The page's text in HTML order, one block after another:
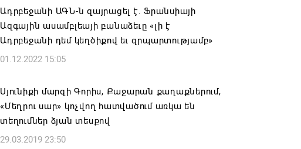
06.08.2026 12:45
Բաքվում շարունակում է հայ գերիների
06.08.2026 12:43
Ռուսաստանի և Հայաստանի միջև
առևտրաշրջանառության նվազման միտումը
Ադրբեջանի ԱԳՆ-ն զայրացել է. Ֆրանսիայի
Ազգային ասամբլեայի բանաձեւը «լի է
Ադրբեջանի դեմ կեղծիքով եւ զրպարտությամբ»
01.12.2022 15:05
Սյունիքի մարզի Գորիս, Քաջարան քաղաքներում,
«Մեղրու սար» կոչվող հատվածում առկա են
տեղումներ ձյան տեսքով
29.03.2019 23:50